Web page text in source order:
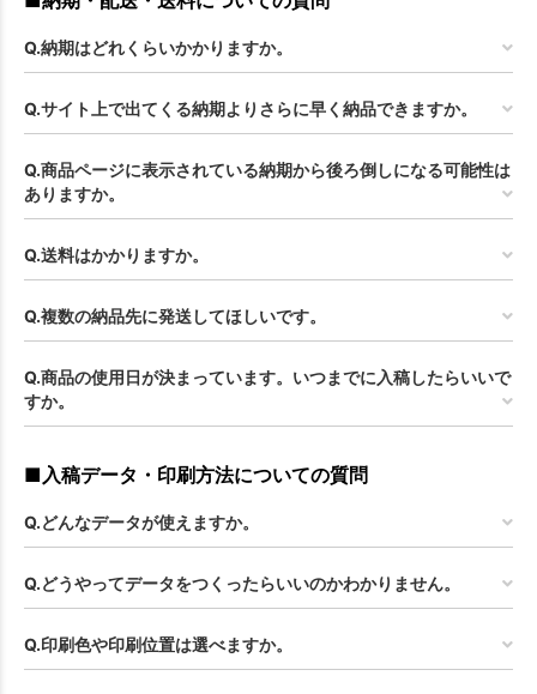
Q.納期はどれくらいかかりますか。
Q.サイト上で出てくる納期よりさらに早く納品できますか。
Q.商品ページに表示されている納期から後ろ倒しになる可能性は
ありますか。
Q.送料はかかりますか。
Q.複数の納品先に発送してほしいです。
Q.商品の使用日が決まっています。いつまでに入稿したらいいで
すか。
■入稿データ・印刷方法についての質問
Q.どんなデータが使えますか。
Q.どうやってデータをつくったらいいのかわかりません。
Q.印刷色や印刷位置は選べますか。